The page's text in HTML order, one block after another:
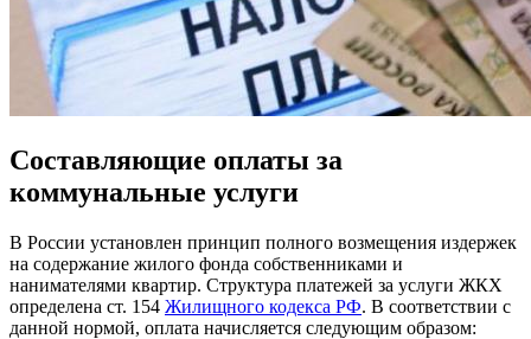
Составляющие оплаты за
коммунальные услуги
В России установлен принцип полного возмещения издержек
на содержание жилого фонда собственниками и
нанимателями квартир. Структура платежей за услуги ЖКХ
определена ст. 154 Жилищного кодекса РФ. В соответствии с
данной нормой, оплата начисляется следующим образом: